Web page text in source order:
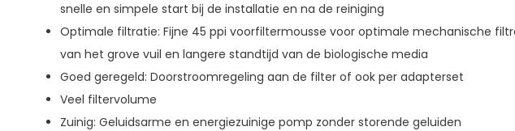
snelle en simpele start bij de installatie en na de reiniging
Optimale filtratie: Fijne 45 ppi voorfiltermousse voor optimale mechanische
van het grove vuil en langere standtijd van de biologische media
Goed geregeld: Doorstroomregeling aan de filter of ook per adapterset
Veel filtervolume
Zuinig: Geluidsarme en energiezuinige pomp zonder storende geluiden